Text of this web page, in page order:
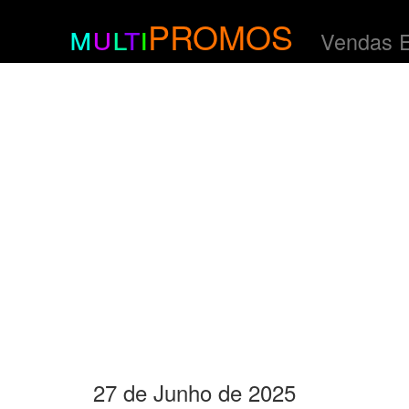
multiPROMOS Vendas
27 de Junho de 2025